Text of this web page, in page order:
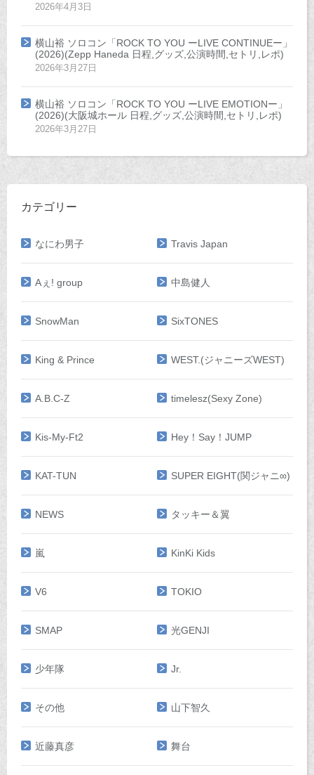
2026年4月3日
横山裕 ソロコン「ROCK TO YOU ーLIVE CONTINUEー」
(2026)(Zepp Haneda 日程,グッズ,公演時間,セトリ,レポ)
2026年3月27日
横山裕 ソロコン「ROCK TO YOU ーLIVE EMOTIONー」
(2026)(大阪城ホール 日程,グッズ,公演時間,セトリ,レポ)
2026年3月27日
カテゴリー
なにわ男子 Travis Japan
Aぇ! group 中島健人
SnowMan SixTONES
King & Prince WEST.(ジャニーズWEST)
A.B.C-Z timelesz(Sexy Zone)
Kis-My-Ft2 Hey！Say！JUMP
KAT-TUN SUPER EIGHT(関ジャニ∞)
NEWS タッキー＆翼
嵐 KinKi Kids
V6 TOKIO
SMAP 光GENJI
少年隊 Jr.
その他 山下智久
近藤真彦 舞台